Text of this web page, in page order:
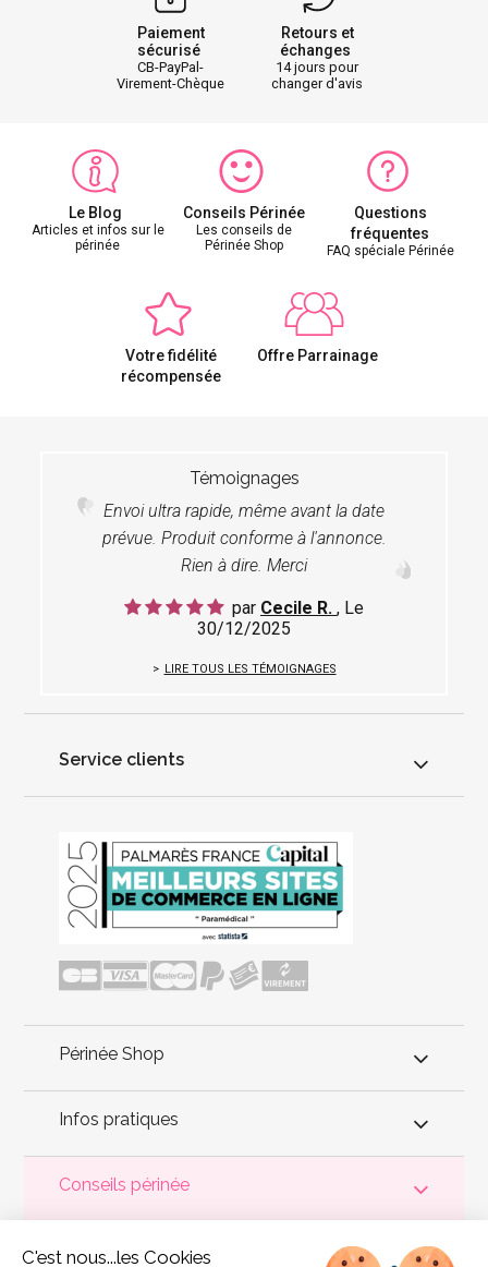
Paiement
sécurisé
CB-PayPal-
Virement-Chèque
Retours et
échanges
14 jours pour
changer d'avis
Le Blog
Articles et infos sur le
périnée
Conseils Périnée
Les conseils de
Périnée Shop
Questions
fréquentes
FAQ spéciale Périnée
Votre fidélité
récompensée
Offre Parrainage
Témoignages
Envoi ultra rapide, même avant la date
prévue. Produit conforme à l'annonce.
Rien à dire. Merci
par Cecile R. , Le
30/12/2025
LIRE TOUS LES TÉMOIGNAGES
Service clients
Périnée Shop
Infos pratiques
Conseils périnée
est précieux ! Il est donc primordial d'entretenir,
de muscler et de rééduquer le plancher pelvienpour éviter les
C'est nous...les Cookies